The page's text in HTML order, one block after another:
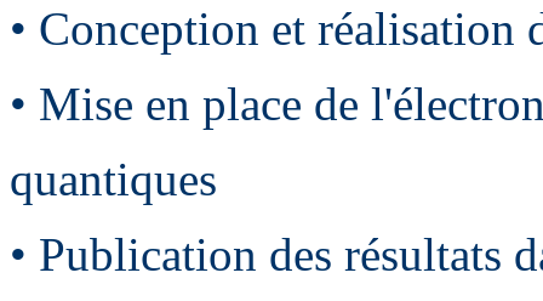
• Conception et réalisation
• Mise en place de
quantiques
• Publication des résultats